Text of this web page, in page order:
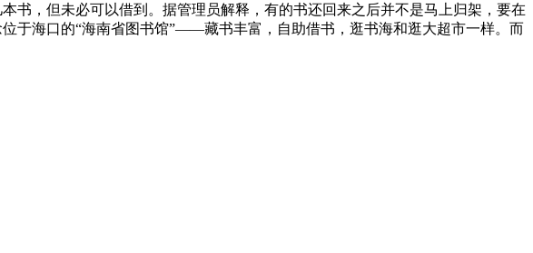
书，但未必可以借到。据管理员解释，有的书还回来之后并不是马上归架，要在
于海口的“海南省图书馆”——藏书丰富，自助借书，逛书海和逛大超市一样。而